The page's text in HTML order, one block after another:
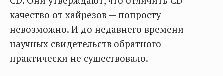
качество от хайрезов — попросту
невозможно. И до недавнего времени
научных свидетельств обратного
практически не существовало.